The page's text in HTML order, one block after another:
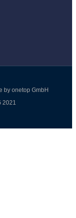
by onetop GmbH
2021